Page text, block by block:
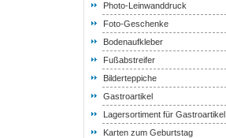
Photo-Leinwanddruck
Foto-Geschenke
Bodenaufkleber
Fußabstreifer
Bilderteppiche
Gastroartikel
Lagersortiment für Gastroartikel
Karten zum Geburtstag